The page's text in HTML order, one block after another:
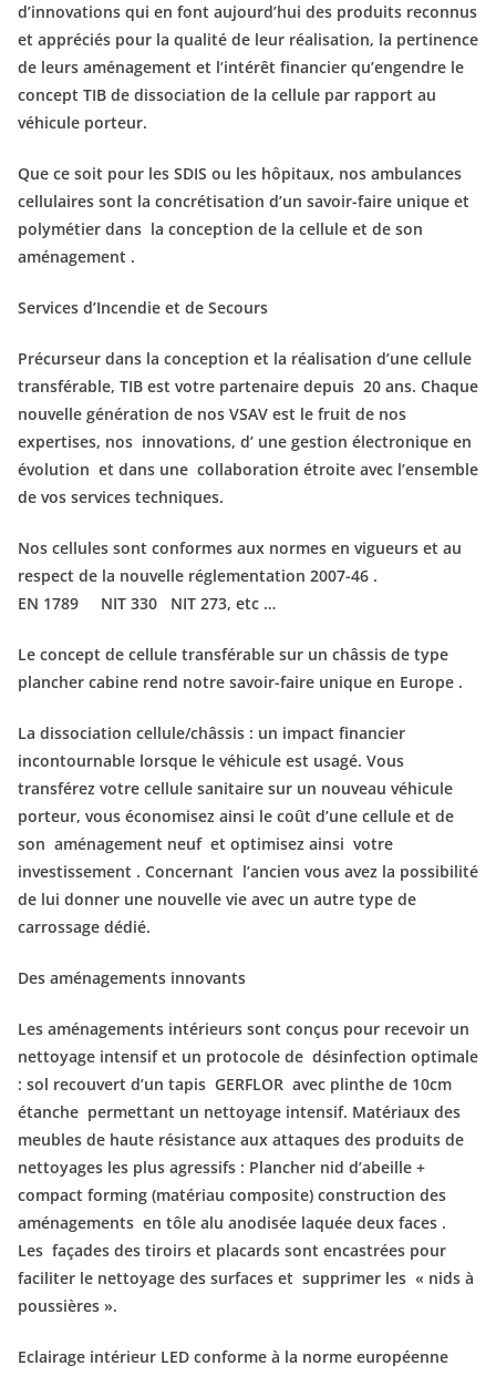
d’innovations qui en font aujourd’hui des produits reconnus
et appréciés pour la qualité de leur réalisation, la pertinence
de leurs aménagement et l’intérêt financier qu’engendre le
concept TIB de dissociation de la cellule par rapport au
véhicule porteur.
Que ce soit pour les SDIS ou les hôpitaux, nos ambulances
cellulaires sont la concrétisation d’un savoir-faire unique et
polymétier dans la conception de la cellule et de son
aménagement .
Services d’Incendie et de Secours
Précurseur dans la conception et la réalisation d’une cellule
transférable, TIB est votre partenaire depuis 20 ans. Chaque
nouvelle génération de nos VSAV est le fruit de nos
expertises, nos innovations, d’ une gestion électronique en
évolution et dans une collaboration étroite avec l’ensemble
de vos services techniques.
Nos cellules sont conformes aux normes en vigueurs et au
respect de la nouvelle réglementation 2007-46 .
EN 1789 NIT 330 NIT 273, etc …
Le concept de cellule transférable sur un châssis de type
plancher cabine rend notre savoir-faire unique en Europe .
La dissociation cellule/châssis : un impact financier
incontournable lorsque le véhicule est usagé. Vous
transférez votre cellule sanitaire sur un nouveau véhicule
porteur, vous économisez ainsi le coût d’une cellule et de
son aménagement neuf et optimisez ainsi votre
investissement . Concernant l’ancien vous avez la possibilité
de lui donner une nouvelle vie avec un autre type de
carrossage dédié.
Des aménagements innovants
Les aménagements intérieurs sont conçus pour recevoir un
nettoyage intensif et un protocole de désinfection optimale
: sol recouvert d’un tapis GERFLOR avec plinthe de 10cm
étanche permettant un nettoyage intensif. Matériaux des
meubles de haute résistance aux attaques des produits de
nettoyages les plus agressifs : Plancher nid d’abeille +
compact forming (matériau composite) construction des
aménagements en tôle alu anodisée laquée deux faces .
Les façades des tiroirs et placards sont encastrées pour
faciliter le nettoyage des surfaces et supprimer les « nids à
poussières ».
Eclairage intérieur LED conforme à la norme européenne